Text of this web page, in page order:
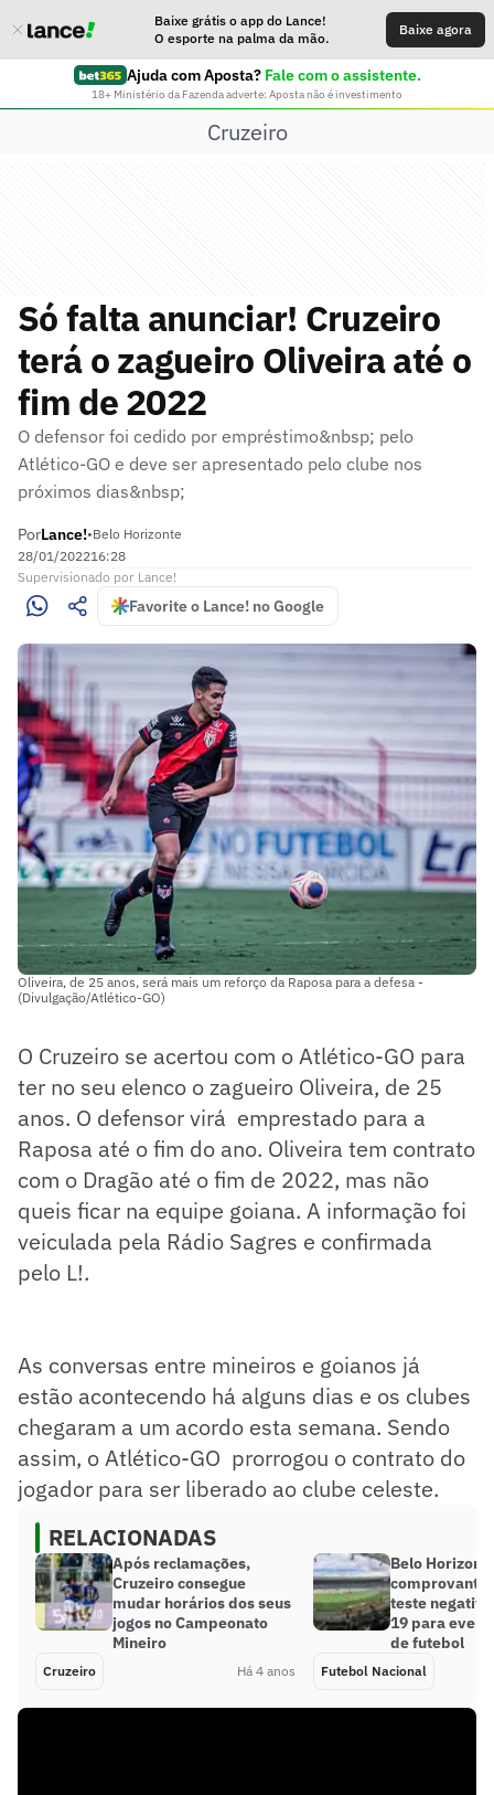
Baixe grátis o app do Lance!
O esporte na palma da mão.
Baixe agora
Ajuda com Aposta? Fale com o assistente.
18+ Ministério da Fazenda adverte: Aposta não é investimento
Cruzeiro
Só falta anunciar! Cruzeiro
terá o zagueiro Oliveira até o
fim de 2022
O defensor foi cedido por empréstimo&nbsp; pelo
Atlético-GO e deve ser apresentado pelo clube nos
próximos dias&nbsp;
PorLance!•Belo Horizonte
28/01/202216:28
Supervisionado por Lance!
Favorite o Lance! no Google
Oliveira, de 25 anos, será mais um reforço da Raposa para a defesa -
(Divulgação/Atlético-GO)
O Cruzeiro se acertou com o Atlético-GO para
ter no seu elenco o zagueiro Oliveira, de 25
anos. O defensor virá emprestado para a
Raposa até o fim do ano. Oliveira tem contrato
com o Dragão até o fim de 2022, mas não
queis ficar na equipe goiana. A informação foi
veiculada pela Rádio Sagres e confirmada
pelo L!.
As conversas entre mineiros e goianos já
estão acontecendo há alguns dias e os clubes
chegaram a um acordo esta semana. Sendo
assim, o Atlético-GO prorrogou o contrato do
jogador para ser liberado ao clube celeste.
RELACIONADAS
Após reclamações,
Cruzeiro consegue
mudar horários dos seus
jogos no Campeonato
Mineiro
Cruzeiro Há 4 anos
Belo
comprovante
teste
19 para
de futebol
Futebol Nacional